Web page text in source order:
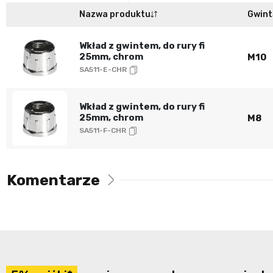
Nazwa produktu Gwint
Wkład z gwintem, do rury fi
25mm, chrom
SA511-E-CHR
M10
Wkład z gwintem, do rury fi
25mm, chrom
SA511-F-CHR
M8
Komentarze